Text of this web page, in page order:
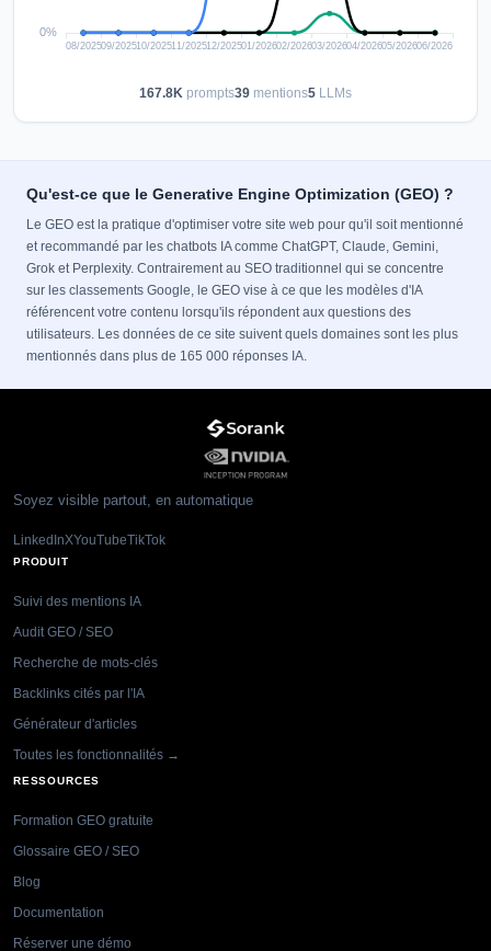
167.8K prompts39 mentions5 LLMs
Qu'est-ce que le Generative Engine Optimization (GEO) ?
Le GEO est la pratique d'optimiser votre site web pour qu'il soit mentionné
et recommandé par les chatbots IA comme ChatGPT, Claude, Gemini,
Grok et Perplexity. Contrairement au SEO traditionnel qui se concentre
sur les classements Google, le GEO vise à ce que les modèles d'IA
référencent votre contenu lorsqu'ils répondent aux questions des
utilisateurs. Les données de ce site suivent quels domaines sont les plus
mentionnés dans plus de 165 000 réponses IA.
Soyez visible partout, en automatique
LinkedInXYouTubeTikTok
PRODUIT
Suivi des mentions IA
Audit GEO / SEO
Recherche de mots-clés
Backlinks cités par l'IA
Générateur d'articles
Toutes les fonctionnalités →
RESSOURCES
Formation GEO gratuite
Glossaire GEO / SEO
Blog
Documentation
Réserver une démo